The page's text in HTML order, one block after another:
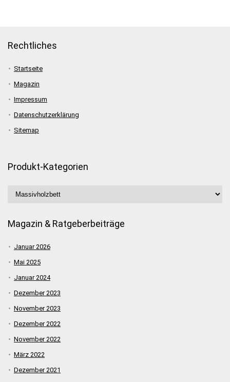
Rechtliches
Startseite
Magazin
Impressum
Datenschutzerklärung
Sitemap
Produkt-Kategorien
Magazin & Ratgeberbeiträge
Januar 2026
Mai 2025
Januar 2024
Dezember 2023
November 2023
Dezember 2022
November 2022
März 2022
Dezember 2021